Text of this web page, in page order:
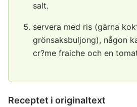
salt.
servera med ris (gärna
grönsaksbuljong), någon
cr?me fraiche och en
Receptet i originaltext